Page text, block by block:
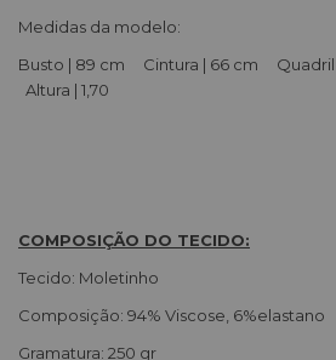
Medidas da modelo:
Busto | 89 cm Cintura | 66 cm
Altura | 1,70
COMPOSIÇÃO DO TECIDO:
Tecido: Moletinho
Composição: 94% Viscose, 6%elastano
Gramatura: 250 gr